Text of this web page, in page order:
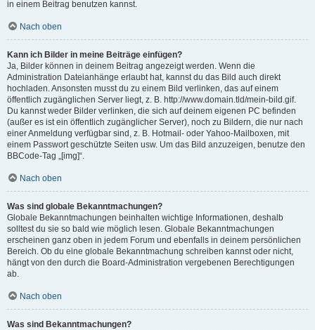
in einem Beitrag benutzen kannst.
Nach oben
Kann ich Bilder in meine Beiträge einfügen?
Ja, Bilder können in deinem Beitrag angezeigt werden. Wenn die
Administration Dateianhänge erlaubt hat, kannst du das Bild auch direkt
hochladen. Ansonsten musst du zu einem Bild verlinken, das auf einem
öffentlich zugänglichen Server liegt, z. B. http://www.domain.tld/mein-bild.gif.
Du kannst weder Bilder verlinken, die sich auf deinem eigenen PC befinden
(außer es ist ein öffentlich zugänglicher Server), noch zu Bildern, die nur nach
einer Anmeldung verfügbar sind, z. B. Hotmail- oder Yahoo-Mailboxen, mit
einem Passwort geschützte Seiten usw. Um das Bild anzuzeigen, benutze den
BBCode-Tag „[img]“.
Nach oben
Was sind globale Bekanntmachungen?
Globale Bekanntmachungen beinhalten wichtige Informationen, deshalb
solltest du sie so bald wie möglich lesen. Globale Bekanntmachungen
erscheinen ganz oben in jedem Forum und ebenfalls in deinem persönlichen
Bereich. Ob du eine globale Bekanntmachung schreiben kannst oder nicht,
hängt von den durch die Board-Administration vergebenen Berechtigungen
ab.
Nach oben
Was sind Bekanntmachungen?